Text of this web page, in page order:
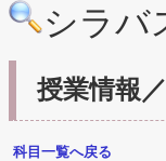
シラバ
授業情報
科目一覧へ戻る